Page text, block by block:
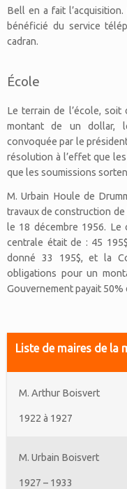
Bell en a fait
bénéficié du service
cadran.
École
Le terrain de l’école, soit
montant de un dollar,
convoquée par le
résolution à l’effet que
que les soumissions
M. Urbain Houle de
travaux de construction
le 18 décembre 1956.
centrale était de : 45
donné 33 195$, et la
obligations pour un
Gouvernement payait 50%
Liste de maires de la
M. Arthur Boisvert
1922 à 1927
M. Urbain Boisvert
1927 – 1933